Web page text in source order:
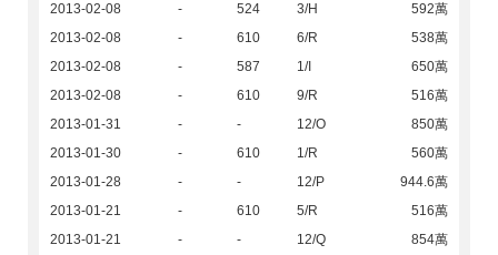
2013-02-08
- 524 3/H
592萬
2013-02-08
- 610 6/R
538萬
2013-02-08
- 587 1/I
650萬
2013-02-08
- 610 9/R
516萬
2013-01-31
- - 12/O
850萬
2013-01-30
- 610 1/R
560萬
2013-01-28
- - 12/P
944.6萬
2013-01-21
- 610 5/R
516萬
2013-01-21
- - 12/Q
854萬